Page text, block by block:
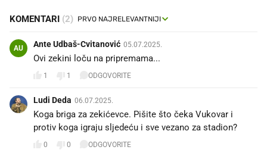
KOMENTARI (2)
AU Ante Udbaš-Cvitanović 05.07.2025.
Ovi zekini loču na pripremama...
1 1 ODGOVORITE
Ludi Deda 06.07.2025.
Koga briga za zekićevce. Pišite što čeka Vukovar i
protiv koga igraju sljedeću i sve vezano za stadion?
0 0 ODGOVORITE